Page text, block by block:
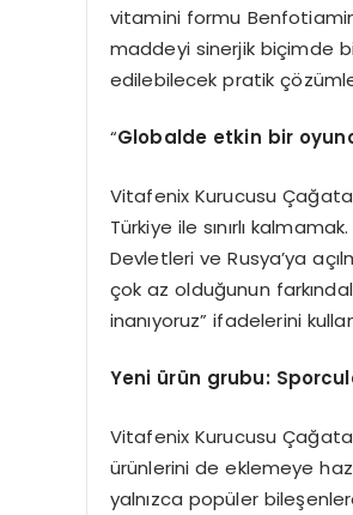
vitamini formu
maddeyi sinerjik biçimde
edilebilecek pratik
“Globalde etkin bir
Vitafenix Kurucusu
Türkiye ile sınırlı
Devletleri ve Rusya’ya
çok az olduğunun
inanıyoruz” ifadelerini
Yeni ürün grubu:
Vitafenix Kurucusu
ürünlerini de eklemeye
yalnızca popüler